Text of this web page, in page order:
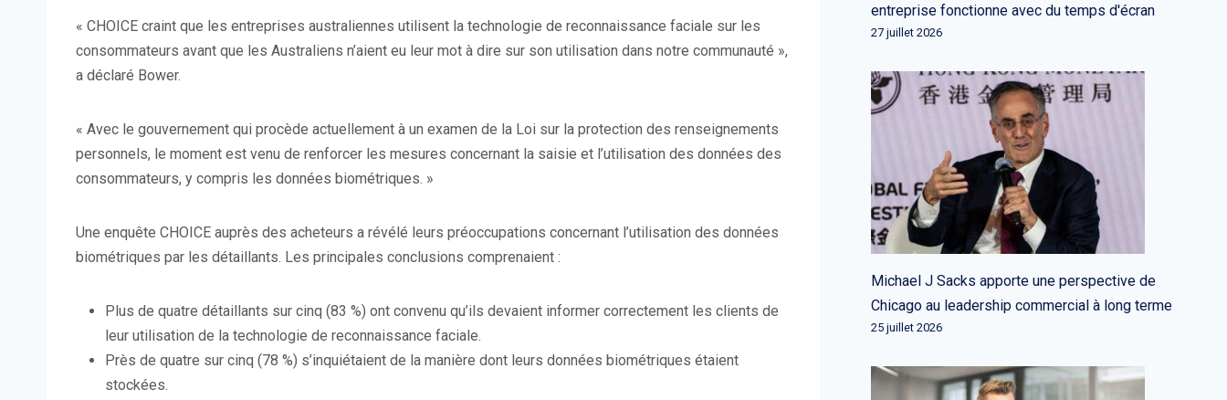
« CHOICE craint que les entreprises australiennes utilisent la technologie de reconnaissance faciale sur les
consommateurs avant que les Australiens n’aient eu leur mot à dire sur son utilisation dans notre communauté »,
a déclaré Bower.
« Avec le gouvernement qui procède actuellement à un examen de la Loi sur la protection des renseignements
personnels, le moment est venu de renforcer les mesures concernant la saisie et l’utilisation des données des
consommateurs, y compris les données biométriques. »
Une enquête CHOICE auprès des acheteurs a révélé leurs préoccupations concernant l’utilisation des données
biométriques par les détaillants. Les principales conclusions comprenaient :
Plus de quatre détaillants sur cinq (83 %) ont convenu qu’ils devaient informer correctement les clients de
leur utilisation de la technologie de reconnaissance faciale.
Près de quatre sur cinq (78 %) s’inquiétaient de la manière dont leurs données biométriques étaient
stockées.
entreprise fonctionne avec du temps d'écran
27 juillet 2026
Michael J Sacks apporte une perspective de
Chicago au leadership commercial à long terme
25 juillet 2026